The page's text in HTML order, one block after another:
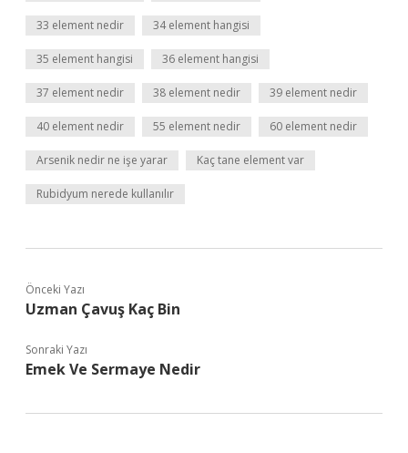
33 element nedir 34 element hangisi
35 element hangisi 36 element hangisi
37 element nedir 38 element nedir 39 element nedir
40 element nedir 55 element nedir 60 element nedir
Arsenik nedir ne işe yarar Kaç tane element var
Rubidyum nerede kullanılır
Önceki Yazı
Uzman Çavuş Kaç Bin
Sonraki Yazı
Emek Ve Sermaye Nedir